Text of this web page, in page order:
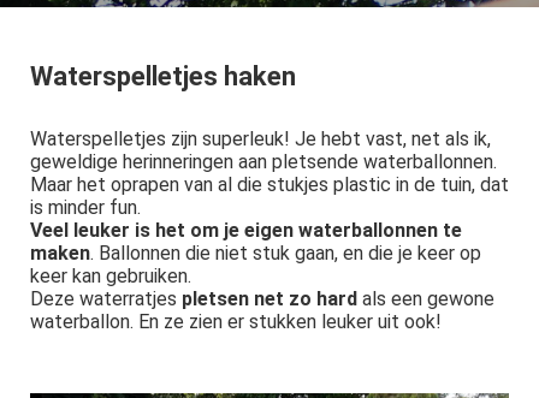
Waterspelletjes haken
Waterspelletjes zijn superleuk! Je hebt vast, net als ik,
geweldige herinneringen aan pletsende waterballonnen.
Maar het oprapen van al die stukjes plastic in de tuin, dat
is minder fun.
Veel leuker is het om je eigen waterballonnen te
maken. Ballonnen die niet stuk gaan, en die je keer op
keer kan gebruiken.
Deze waterratjes pletsen net zo hard als een gewone
waterballon. En ze zien er stukken leuker uit ook!